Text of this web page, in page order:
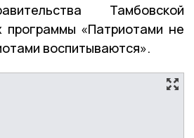
Тамбовской
программы «Патриотами не
воспитываются».